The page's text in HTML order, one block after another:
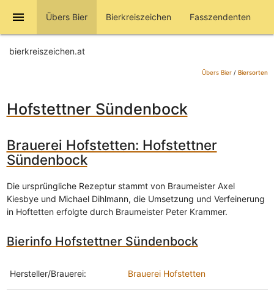
menu Übers Bier Bierkreiszeichen Fasszendenten
bierkreiszeichen.at
Übers Bier/ Biersorten
Hofstettner Sündenbock
Brauerei Hofstetten: Hofstettner
Sündenbock
Die ursprüngliche Rezeptur stammt von Braumeister Axel
Kiesbye und Michael Dihlmann, die Umsetzung und Verfeinerung
in Hoftetten erfolgte durch Braumeister Peter Krammer.
Bierinfo Hofstettner Sündenbock
Hersteller/Brauerei: Brauerei Hofstetten